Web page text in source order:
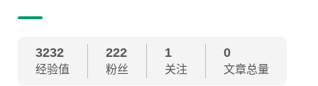
3232
经验值
222
粉丝
1
关注
0
文章总量